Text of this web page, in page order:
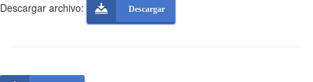
Descargar archivo: Descargar